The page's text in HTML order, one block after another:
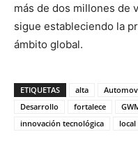
más de dos millones de
sigue estableciendo la
ámbito global.
ETIQUETAS alta
Desarrollo
fortalece
innovación tecnológica
local